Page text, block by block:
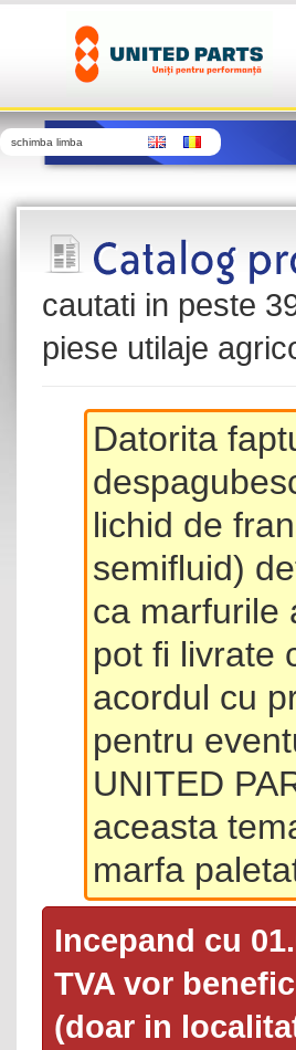
schimba limba
cautati in peste
piese utilaje
Datorita
lichid de
semifluid)
ca marfurile
pot fi livrate
acordul cu
pentru
UNITED
aceasta
marfa
Incepand cu
TVA vor
(doar in